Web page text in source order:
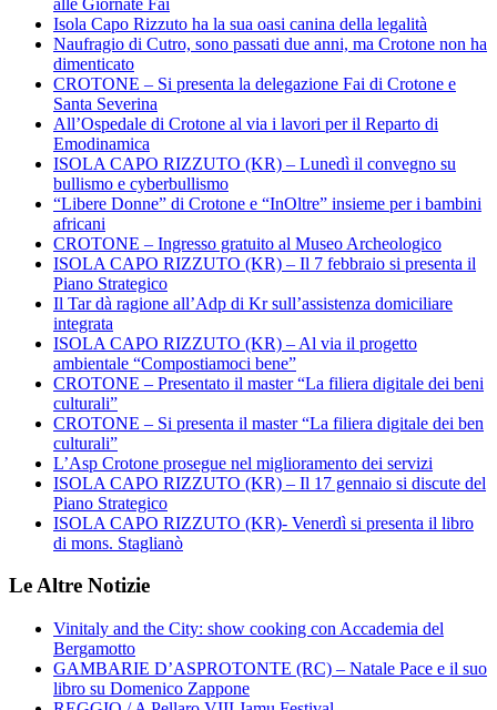
Isola Capo Rizzuto ha la sua oasi canina della legalità
Naufragio di Cutro, sono passati due anni, ma Crotone non ha
dimenticato
CROTONE – Si presenta la delegazione Fai di Crotone e
Santa Severina
All’Ospedale di Crotone al via i lavori per il Reparto di
Emodinamica
ISOLA CAPO RIZZUTO (KR) – Lunedì il convegno su
bullismo e cyberbullismo
“Libere Donne” di Crotone e “InOltre” insieme per i bambini
africani
CROTONE – Ingresso gratuito al Museo Archeologico
ISOLA CAPO RIZZUTO (KR) – Il 7 febbraio si presenta il
Piano Strategico
Il Tar dà ragione all’Adp di Kr sull’assistenza domiciliare
integrata
ISOLA CAPO RIZZUTO (KR) – Al via il progetto
ambientale “Compostiamoci bene”
CROTONE – Presentato il master “La filiera digitale dei beni
culturali”
CROTONE – Si presenta il master “La filiera digitale dei ben
culturali”
L’Asp Crotone prosegue nel miglioramento dei servizi
ISOLA CAPO RIZZUTO (KR) – Il 17 gennaio si discute del
Piano Strategico
ISOLA CAPO RIZZUTO (KR)- Venerdì si presenta il libro
di mons. Staglianò
Le Altre Notizie
Vinitaly and the City: show cooking con Accademia del
Bergamotto
GAMBARIE D’ASPROTONTE (RC) – Natale Pace e il suo
libro su Domenico Zappone